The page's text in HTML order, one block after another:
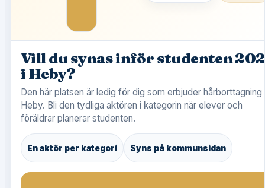
Vill du synas inför studenten
i Heby?
Den här platsen är ledig för dig som erbjuder hårborttagning
Heby. Bli den tydliga aktören i kategorin när elever och
föräldrar planerar studenten.
En aktör per kategori Syns på kommunsidan